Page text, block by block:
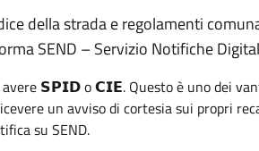
della strada e regolamenti
SEND – Servizio Notifiche
𝗦𝗣𝗜𝗗 o 𝗖𝗜𝗘. Questo è uno dei
un avviso di cortesia sui propri
su SEND.